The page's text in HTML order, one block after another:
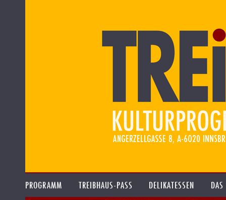
PROGRAMM TREIBHAUS-PASS DELIKATESSEN